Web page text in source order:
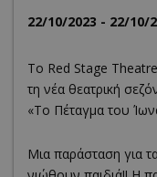
22/10/2023 - 22/10/
Το Red Stage
τη νέα θεατρική
«Το Πέταγμα του
Μια παράσταση για